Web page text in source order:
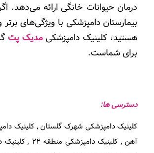
درمان حیوانات خانگی ارائه می‌دهد.
بیمارستان دامپزشکی با ویژگی‌های
هستید، کلینیک دامپزشکی مدیک پت
برای شماست.
دسترسی ها:
کلینیک دامپزشکی شهرک گلستان , کلینیک
آهن , کلینیک